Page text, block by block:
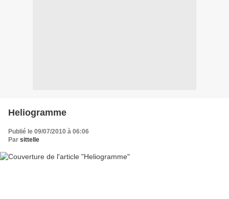
Heliogramme
Publié le 09/07/2010 à 06:06
Par sittelle